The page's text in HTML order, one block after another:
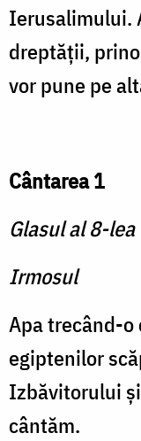
Ierusalimului.
dreptății,
vor pune pe
Cântarea 1
Glasul al 8-lea
Irmosul
Apa trecând-o
egiptenilor
Izbăvitorului
cântăm.